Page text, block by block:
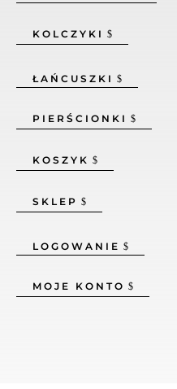
KOLCZYKI
ŁAŃCUSZKI
PIERŚCIONKI
KOSZYK
SKLEP
LOGOWANIE
MOJE KONTO